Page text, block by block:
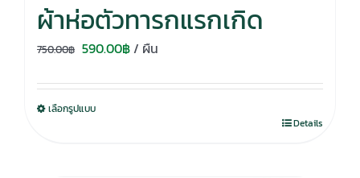
ผ้าห่อตัวทารกแรกเกิด
750.00฿ Original
was:
750.00฿.
590.00฿Current
is:
/ ผืน
เลือกรูปแบบ
Details